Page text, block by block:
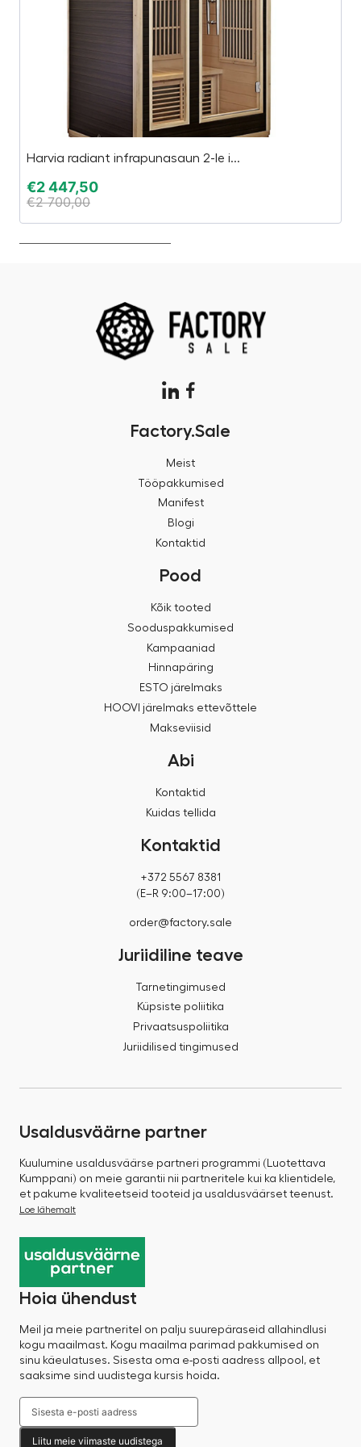
Harvia radiant infrapunasaun 2-le i...
€2 447,50
€2 700,00
Factory.Sale
Meist
Tööpakkumised
Manifest
Blogi
Kontaktid
Pood
Kõik tooted
Sooduspakkumised
Kampaaniad
Hinnapäring
ESTO järelmaks
HOOVI järelmaks ettevõttele
Makseviisid
Abi
Kontaktid
Kuidas tellida
Kontaktid
+372 5567 8381
(E–R 9:00–17:00)
order@factory.sale
Juriidiline teave
Tarnetingimused
Küpsiste poliitika
Privaatsuspoliitika
Juriidilised tingimused
Usaldusväärne partner
Kuulumine usaldusväärse partneri programmi (Luotettava
Kumppani) on meie garantii nii partneritele kui ka klientidele,
et pakume kvaliteetseid tooteid ja usaldusväärset teenust.
Loe lähemalt
Hoia ühendust
Meil ja meie partneritel on palju suurepäraseid allahindlusi
kogu maailmast. Kogu maailma parimad pakkumised on
sinu käeulatuses. Sisesta oma e-posti aadress allpool, et
saaksime sind uudistega kursis hoida.
Liitu meie viimaste uudistega